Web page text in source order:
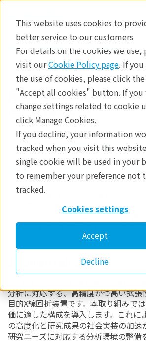
This website uses cookies to
better service to our customers
For details on the cookies we use,
visit ourCookie Policy page. If
the use of cookies, please click the
"Accept all cookies" button. If you
change settings related to cookie
click Manage Cookies.
If you decline, your information
tracked when you visit this
single cookie will be used in your
to remember your preference not
tracked.
Cookies settings
Accept
Decline
参考資料 産学連携室
慶應義塾大学－
学連携ラボ
【お知らせ】慶應義塾大学理工学部
塾大学―リガク産学連携ラボ」を開設
リガクは、慶應義塾大学理工学部
共同研究拠点整備事業に関する契約
大学－リガク産学連携ラボ」に全自
SmartLab
1．SmartLabについて
は、結晶構造解析や薄膜評
分析に対応する、高精度かつ高い拡張
目的X線回折装置です。 本取り組みで
価に適した構成を導入します。これに
の高度化と研究成果の社会実装の加速
研究ニーズに対応する分析環境の整備